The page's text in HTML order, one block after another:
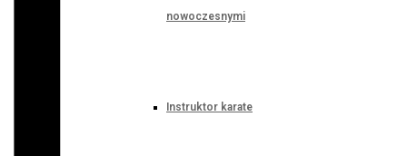
nowoczesnymi
Instruktor karate